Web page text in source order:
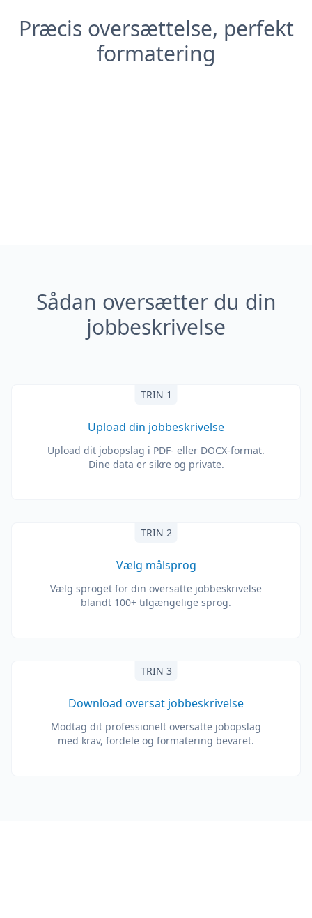
Præcis oversættelse, perfekt
formatering
Sådan oversætter du din
jobbeskrivelse
TRIN 1
Upload din jobbeskrivelse
Upload dit jobopslag i PDF- eller DOCX-format.
Dine data er sikre og private.
TRIN 2
Vælg målsprog
Vælg sproget for din oversatte jobbeskrivelse
blandt 100+ tilgængelige sprog.
TRIN 3
Download oversat jobbeskrivelse
Modtag dit professionelt oversatte jobopslag
med krav, fordele og formatering bevaret.